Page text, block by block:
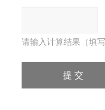
请输入计算结果（填